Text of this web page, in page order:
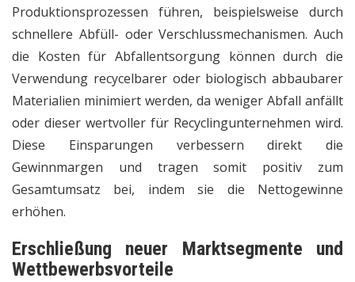
Produktionsprozessen führen, beispielsweise durch
schnellere Abfüll- oder Verschlussmechanismen. Auch
die Kosten für Abfallentsorgung können durch die
Verwendung recycelbarer oder biologisch abbaubarer
Materialien minimiert werden, da weniger Abfall anfällt
oder dieser wertvoller für Recyclingunternehmen wird.
Diese Einsparungen verbessern direkt die
Gewinnmargen und tragen somit positiv zum
Gesamtumsatz bei, indem sie die Nettogewinne
erhöhen.
Erschließung neuer Marktsegmente und
Wettbewerbsvorteile